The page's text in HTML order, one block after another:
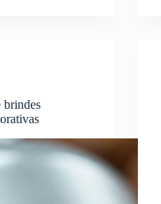
brindes